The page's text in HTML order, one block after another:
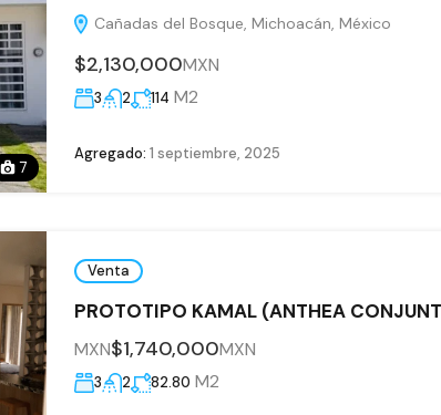
7
Cañadas del Bosque, Michoacán, México
$2,130,000MXN
3 2 114 M2
Agregado: 1 septiembre, 2025
Venta
PROTOTIPO KAMAL (ANTHEA
MXN$1,740,000MXN
3 2 82.80 M2